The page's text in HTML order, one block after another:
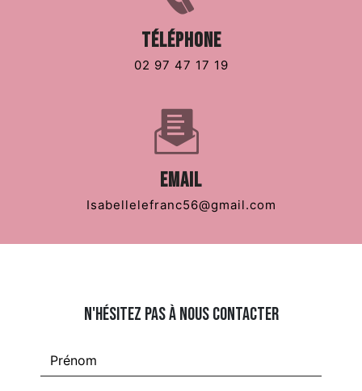
Téléphone
02 97 47 17 19
Email
isabellelefranc56@gmail.com
N'hésitez pas à nous contacter